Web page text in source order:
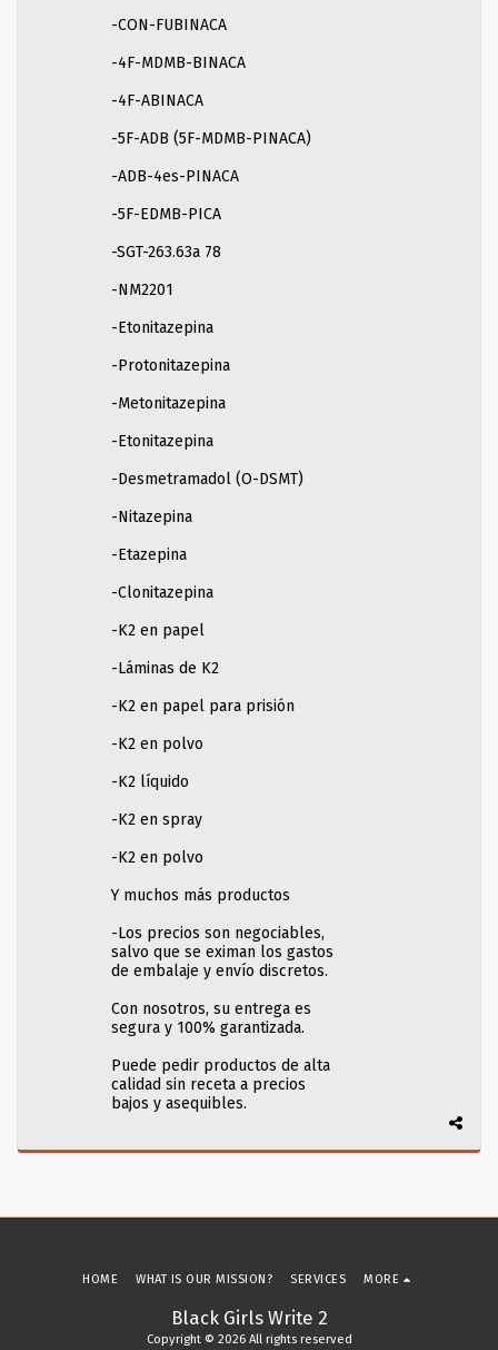
-CON-FUBINACA
-4F-MDMB-BINACA
-4F-ABINACA
-5F-ADB (5F-MDMB-PINACA)
-ADB-4es-PINACA
-5F-EDMB-PICA
-SGT-263.63a 78
-NM2201
-Etonitazepina
-Protonitazepina
-Metonitazepina
-Etonitazepina
-Desmetramadol (O-DSMT)
-Nitazepina
-Etazepina
-Clonitazepina
-K2 en papel
-Láminas de K2
-K2 en papel para prisión
-K2 en polvo
-K2 líquido
-K2 en spray
-K2 en polvo
Y muchos más productos
-Los precios son negociables,
salvo que se eximan los gastos
de embalaje y envío discretos.
Con nosotros, su entrega es
segura y 100% garantizada.
Puede pedir productos de alta
calidad sin receta a precios
bajos y asequibles.
Black Girls Write 2
Copyright © 2026 All rights reserved
HOME WHAT IS OUR MISSION? SERVICES MORE